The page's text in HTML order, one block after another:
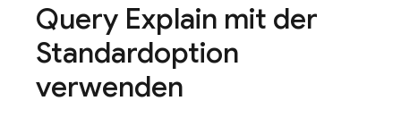
Query Explain mit der
Standardoption
verwenden